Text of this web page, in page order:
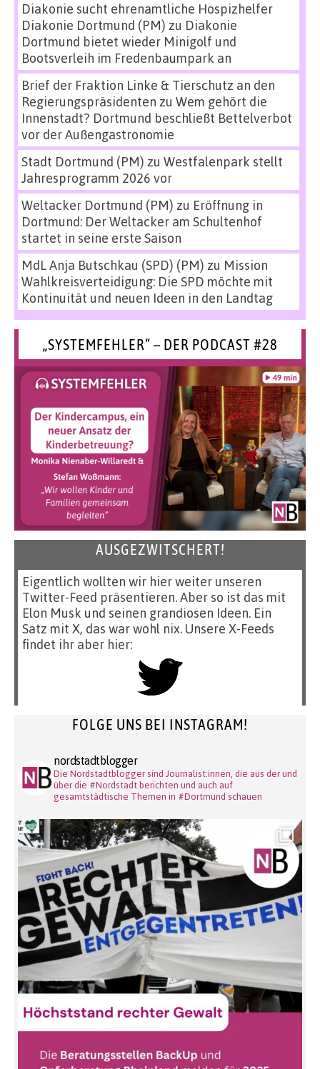
Diakonie sucht ehrenamtliche Hospizhelfer
Diakonie Dortmund (PM) zu Diakonie
Dortmund bietet wieder Minigolf und
Bootsverleih im Fredenbaumpark an
Brief der Fraktion Linke & Tierschutz an den
Regierungspräsidenten zu Wem gehört die
Innenstadt? Dortmund beschließt Bettelverbot
vor der Außengastronomie
Stadt Dortmund (PM) zu Westfalenpark stellt
Jahresprogramm 2026 vor
Weltacker Dortmund (PM) zu Eröffnung in
Dortmund: Der Weltacker am Schultenhof
startet in seine erste Saison
MdL Anja Butschkau (SPD) (PM) zu Mission
Wahlkreisverteidigung: Die SPD möchte mit
Kontinuität und neuen Ideen in den Landtag
„SYSTEMFEHLER“ – DER PODCAST #28
AUSGEZWITSCHERT!
Eigentlich wollten wir hier weiter unseren
Twitter-Feed präsentieren. Aber so ist das mit
Elon Musk und seinen grandiosen Ideen. Ein
Satz mit X, das war wohl nix. Unsere X-Feeds
findet ihr aber hier:
FOLGE UNS BEI INSTAGRAM!
nordstadtblogger
Die Nordstadtblogger sind Journalist:innen, die aus der und
über die #Nordstadt berichten und auch auf
gesamtstädtische Themen in #Dortmund schauen